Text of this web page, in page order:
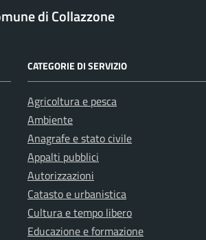
di Collazzone
CATEGORIE DI SERVIZIO
Agricoltura e pesca
Ambiente
Anagrafe e stato civile
Appalti pubblici
Autorizzazioni
Catasto e urbanistica
Cultura e tempo libero
Educazione e formazione